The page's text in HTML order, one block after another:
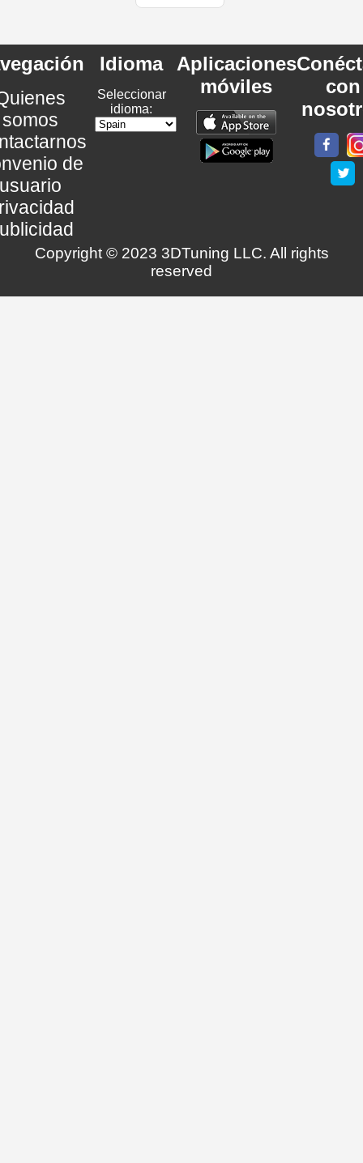
somos
de
Idioma
Seleccionar
idioma:
Aplicaciones
móviles
con
Copyright © 2023 3DTuning LLC. All rights
reserved